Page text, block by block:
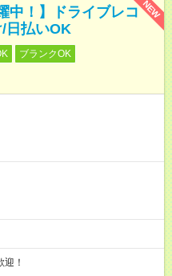
NEW
中！】ドライブレコ
日払いOK
ブランクOK
！